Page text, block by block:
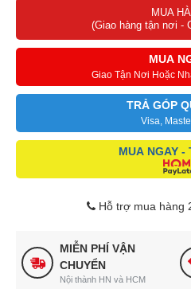
MUA
(Giao hàng tận nơi -
MUA
Giao Tận Nơi Hoặc
TRẢ GÓP
Visa,
MUA NGAY -
Hỗ trợ mua hàng
MIỄN PHÍ VẬN
CHUYỂN
Nội thành HN và HCM